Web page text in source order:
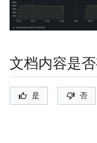
文档内容是
是 否